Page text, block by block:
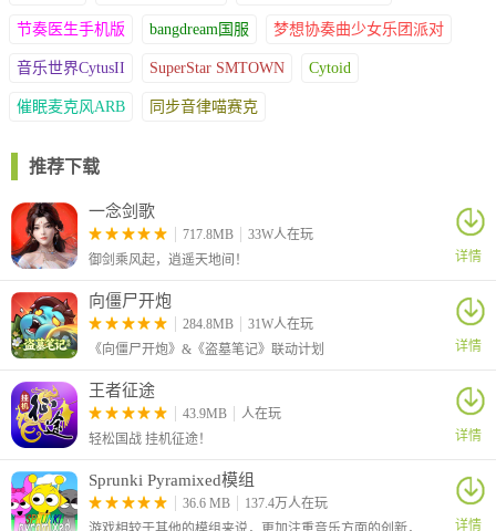
3、开始闯关前玩家可以点击右边的按钮来装扮自己;
节奏医生手机版 bangdream国服 梦想协奏曲少女乐团派对
音乐世界CytusII SuperStar SMTOWN Cytoid
催眠麦克风ARB 同步音律喵赛克
推荐下载
一念剑歌
717.8MB
33W人在玩
御剑乘风起，逍遥天地间！
详情
向僵尸开炮
284.8MB
31W人在玩
《向僵尸开炮》&《盗墓笔记》联动计划
详情
王者征途
43.9MB
人在玩
轻松国战 挂机征途！
详情
Sprunki Pyramixed模组
36.6 MB
137.4万人在玩
详情